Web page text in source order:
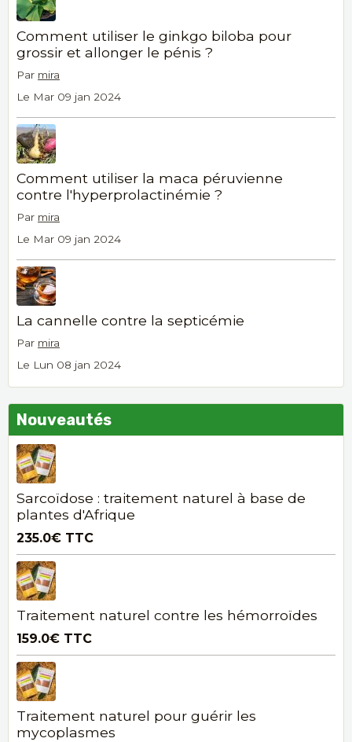
Comment utiliser le ginkgo biloba pour
grossir et allonger le pénis ?
Par mira
Le Mar 09 jan 2024
Comment utiliser la maca péruvienne
contre l'hyperprolactinémie ?
Par mira
Le Mar 09 jan 2024
La cannelle contre la septicémie
Par mira
Le Lun 08 jan 2024
Nouveautés
Sarcoïdose : traitement naturel à base de
plantes d'Afrique
235.0€ TTC
Traitement naturel contre les hémorroïdes
159.0€ TTC
Traitement naturel pour guérir les
mycoplasmes